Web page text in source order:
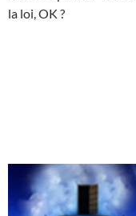
la loi, OK ?